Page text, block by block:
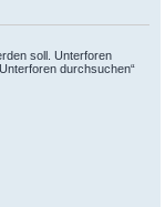
soll. Unterforen
durchsuchen“